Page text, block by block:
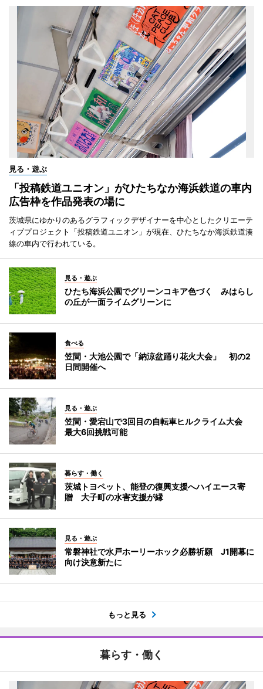
見る・遊ぶ
「投稿鉄道ユニオン」がひたちなか海浜鉄道の車内
広告枠を作品発表の場に
茨城県にゆかりのあるグラフィックデザイナーを中心としたクリエーテ
ィブプロジェクト「投稿鉄道ユニオン」が現在、ひたちなか海浜鉄道湊
線の車内で行われている。
見る・遊ぶ
ひたち海浜公園でグリーンコキア色づく みはらし
の丘が一面ライムグリーンに
食べる
笠間・大池公園で「納涼盆踊り花火大会」 初の2
日間開催へ
見る・遊ぶ
笠間・愛宕山で3回目の自転車ヒルクライム大会
最大6回挑戦可能
暮らす・働く
茨城トヨペット、能登の復興支援へハイエース寄
贈 大子町の水害支援が縁
見る・遊ぶ
常磐神社で水戸ホーリーホック必勝祈願 J1開幕に
向け決意新たに
もっと見る
暮らす・働く